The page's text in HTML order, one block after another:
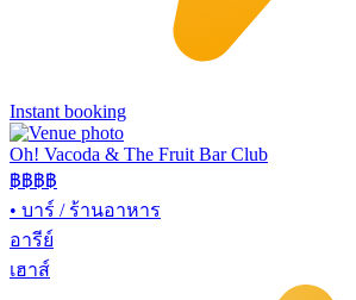
Instant booking
Oh! Vacoda & The Fruit Bar Club
฿฿฿฿
• บาร์ / ร้านอาหาร
อารีย์
เฮาส์